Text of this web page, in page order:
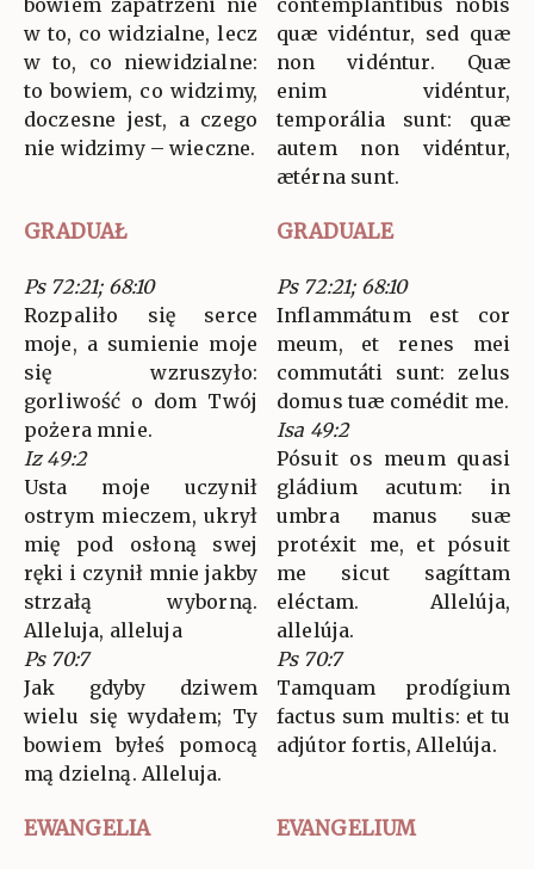
bowiem zapatrzeni nie
w to, co widzialne, lecz
w to, co niewidzialne:
to bowiem, co widzimy,
doczesne jest, a czego
nie widzimy – wieczne.
contemplántibus nobis
quæ vidéntur, sed quæ
non vidéntur. Quæ
enim vidéntur,
temporália sunt: quæ
autem non vidéntur,
ætérna sunt.
GRADUAŁ GRADUALE
Ps 72:21; 68:10
Rozpaliło się serce
moje, a sumienie moje
się wzruszyło:
gorliwość o dom Twój
pożera mnie.
Iz 49:2
Usta moje uczynił
ostrym mieczem, ukrył
mię pod osłoną swej
ręki i czynił mnie jakby
strzałą wyborną.
Alleluja, alleluja
Ps 70:7
Jak gdyby dziwem
wielu się wydałem; Ty
bowiem byłeś pomocą
mą dzielną. Alleluja.
Ps 72:21; 68:10
Inflammátum est cor
meum, et renes mei
commutáti sunt: zelus
domus tuæ comédit me.
Isa 49:2
Pósuit os meum quasi
gládium acutum: in
umbra manus suæ
protéxit me, et pósuit
me sicut sagíttam
eléctam. Allelúja,
allelúja.
Ps 70:7
Tamquam prodígium
factus sum multis: et tu
adjútor fortis, Allelúja.
EWANGELIA EVANGELIUM